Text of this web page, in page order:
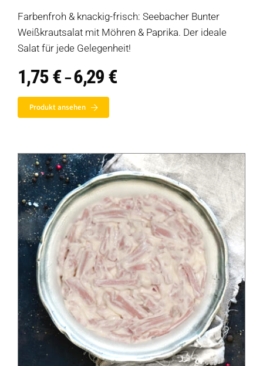
Farbenfroh & knackig-frisch: Seebacher Bunter
Weißkrautsalat mit Möhren & Paprika. Der ideale
Salat für jede Gelegenheit!
1,75€ –6,29 €Preisspanne:
1,75 €
Produkt ansehen